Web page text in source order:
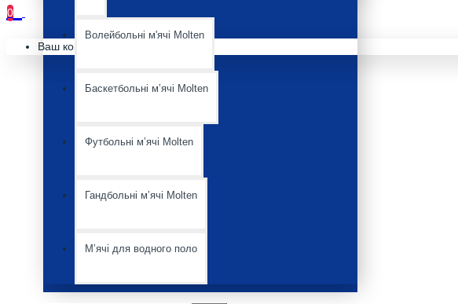
Волейбольні м'ячі Molten
Баскетбольні мʼячі Molten
Футбольні мʼячі Molten
Гандбольні мʼячі Molten
Мʼячі для водного поло
0
Ваш кошик порожній :(